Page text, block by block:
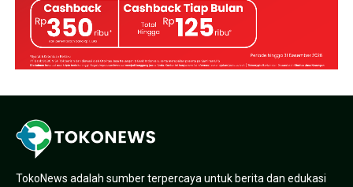
TokoNews adalah sumber terpercaya untuk berita dan edukasi